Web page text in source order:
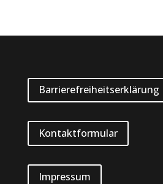
Barrierefreiheitserklärung
Kontaktformular
Impressum